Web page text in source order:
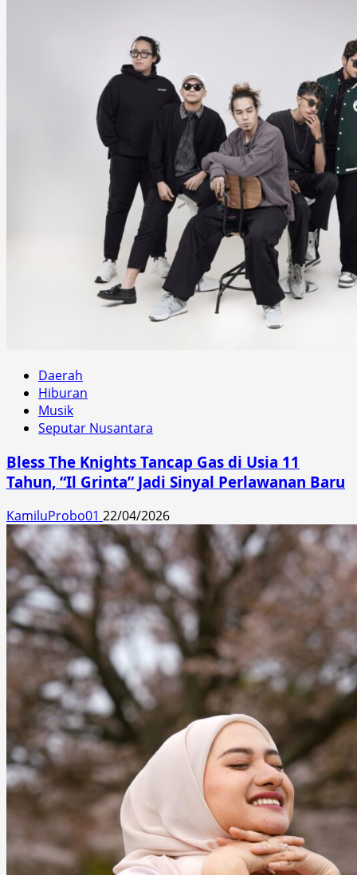
Daerah
Hiburan
Musik
Seputar Nusantara
Bless The Knights Tancap Gas di Usia 11
Tahun, “Il Grinta” Jadi Sinyal Perlawanan Baru
KamiluProbo01 22/04/2026